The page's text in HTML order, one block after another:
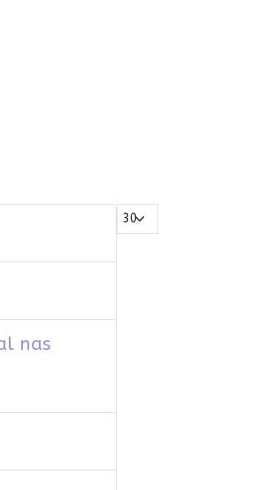
Mostrar #
nas